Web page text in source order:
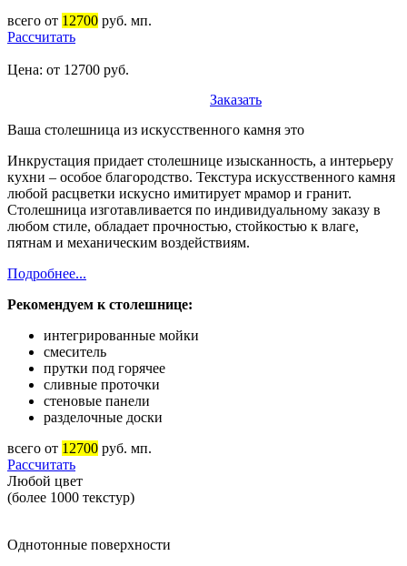
всего от 12700 руб. мп.
Рассчитать
Цена: от 12700 руб.
Заказать
Ваша столешница из искусственного камня это
Инкрустация придает столешнице изысканность, а интерьеру
кухни – особое благородство. Текстура искусственного камня
любой расцветки искусно имитирует мрамор и гранит.
Столешница изготавливается по индивидуальному заказу в
любом стиле, обладает прочностью, стойкостью к влаге,
пятнам и механическим воздействиям.
Подробнее...
Рекомендуем к столешнице:
интегрированные мойки
смеситель
прутки под горячее
сливные проточки
стеновые панели
разделочные доски
всего от 12700 руб. мп.
Рассчитать
Любой цвет
(более 1000 текстур)
Однотонные поверхности